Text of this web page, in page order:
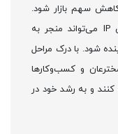
سهم بازار شود.
علاوه بر این، عدم حفاظت و اجرای حقوق IP می‌تواند منجر به
شود. با درک مراحل
و کسب‌وکارها
و به رشد خود در